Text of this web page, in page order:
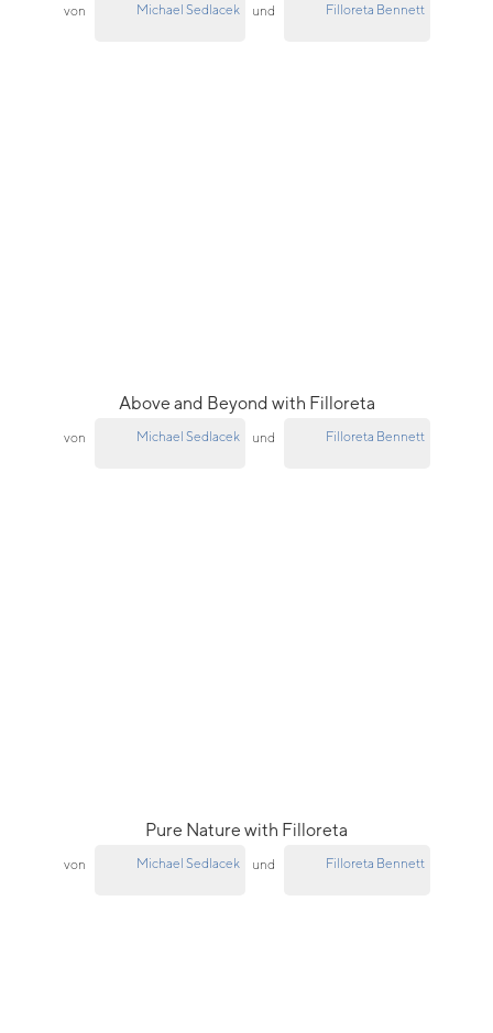
von Michael Sedlacek und Filloreta Bennett
Above and Beyond with Filloreta
von Michael Sedlacek und Filloreta Bennett
Pure Nature with Filloreta
von Michael Sedlacek und Filloreta Bennett